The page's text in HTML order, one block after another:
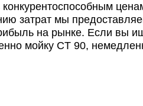
затрат мы
на рынке. Если вы
мойку CT 90,